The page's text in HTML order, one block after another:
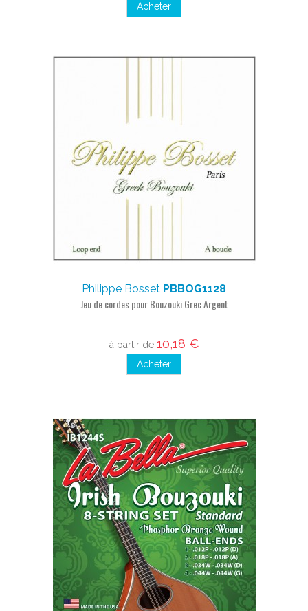
Acheter
Philippe Bosset PBBOG1128
Jeu de cordes pour Bouzouki Grec Argent
à partir de 10,18 €
Acheter